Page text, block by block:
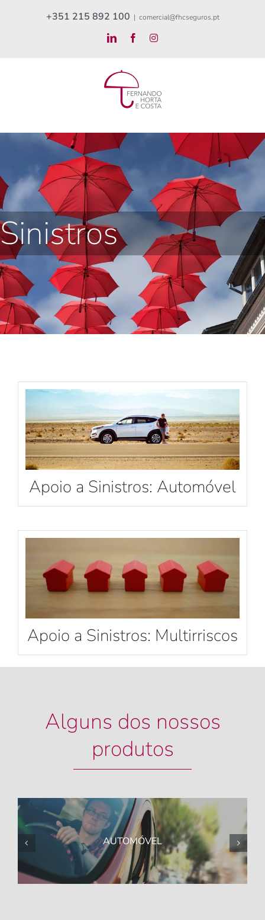
+351 215 892 100 | comercial@fhcseguros.pt
LinkedInFacebookInstagram
Sinistros
Apoio a Sinistros: Automóvel
Apoio a Sinistros: Multirriscos
Alguns dos nossos
produtos
AUTOMÓVEL